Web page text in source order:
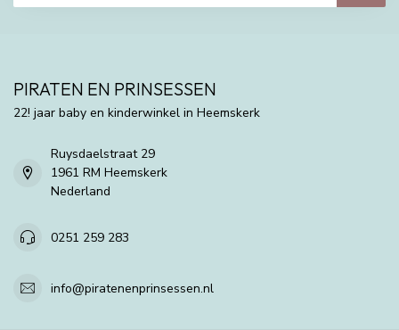
PIRATEN EN PRINSESSEN
22! jaar baby en kinderwinkel in Heemskerk
Ruysdaelstraat 29
1961 RM Heemskerk
Nederland
0251 259 283
info@piratenenprinsessen.nl